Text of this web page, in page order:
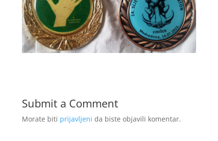
Submit a Comment
Morate biti prijavljeni da biste objavili komentar.